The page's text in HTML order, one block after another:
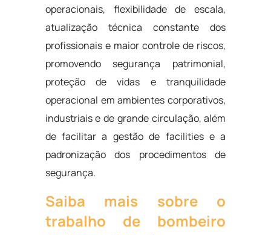
operacionais, flexibilidade de escala,
atualização técnica constante dos
profissionais e maior controle de riscos,
promovendo segurança patrimonial,
proteção de vidas e tranquilidade
operacional em ambientes corporativos,
industriais e de grande circulação, além
de facilitar a gestão de facilities e a
padronização dos procedimentos de
segurança.
Saiba mais sobre o
trabalho de bombeiro